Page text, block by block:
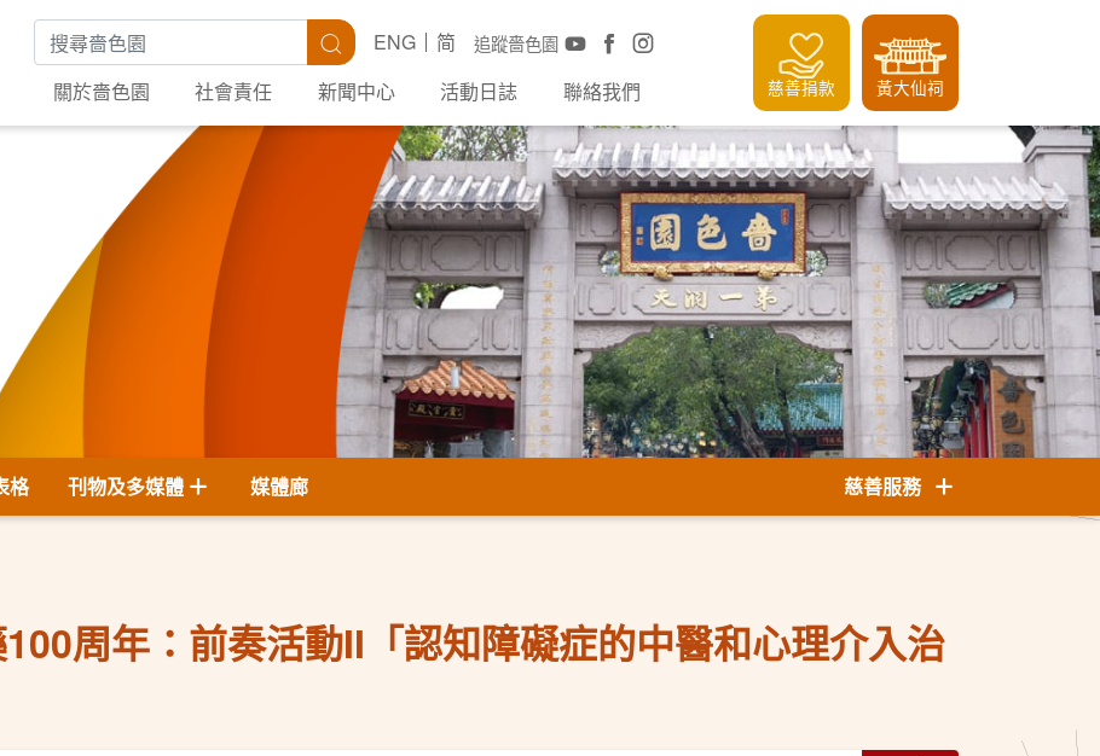
搜尋關鍵字 搜尋 追蹤嗇色園
ENG
简
關於嗇色園
社會責任 新聞中心 活動日誌 聯絡我們 慈善捐款 黃大仙祠
格 刊物及多媒體 媒體廊 慈善服務
周年：前奏活動II「認知障礙症的中醫和心理介入治